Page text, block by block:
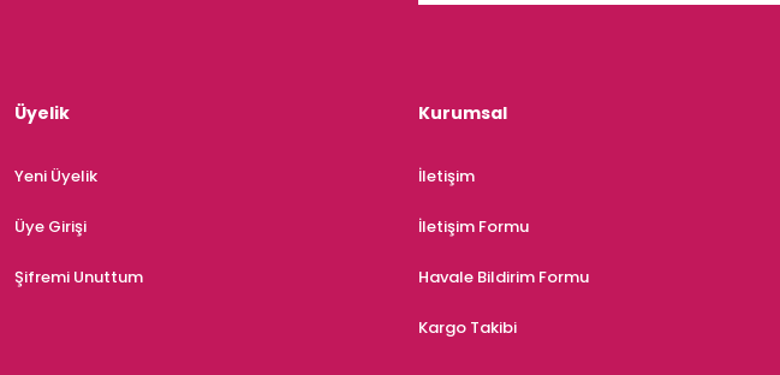
Üyelik
Yeni Üyelik
Üye Girişi
Şifremi Unuttum
Kurumsal
İletişim
İletişim Formu
Havale Bildirim Formu
Kargo Takibi